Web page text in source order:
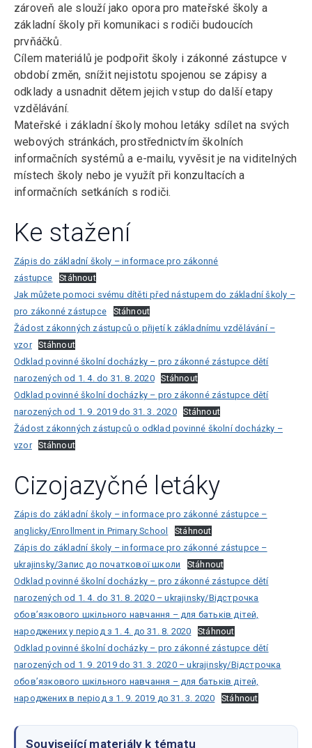
zároveň ale slouží jako opora pro mateřské školy a
základní školy při komunikaci s rodiči budoucích
prvňáčků.
Cílem materiálů je podpořit školy i zákonné zástupce v
období změn, snížit nejistotu spojenou se zápisy a
odklady a usnadnit dětem jejich vstup do další etapy
vzdělávání.
Mateřské i základní školy mohou letáky sdílet na svých
webových stránkách, prostřednictvím školních
informačních systémů a e-mailu, vyvěsit je na viditelných
místech školy nebo je využít při konzultacích a
informačních setkáních s rodiči.
Ke stažení
Zápis do základní školy – informace pro zákonné
zástupce
Stáhnout
Jak můžete pomoci svému dítěti před nástupem do základní školy –
pro zákonné zástupce
Stáhnout
Žádost zákonných zástupců o přijetí k základnímu vzdělávání –
vzor
Stáhnout
Odklad povinné školní docházky – pro zákonné zástupce dětí
narozených od 1. 4. do 31. 8. 2020
Stáhnout
Odklad povinné školní docházky – pro zákonné zástupce dětí
narozených od 1. 9. 2019 do 31. 3. 2020
Stáhnout
Žádost zákonných zástupců o odklad povinné školní docházky –
vzor
Stáhnout
Cizojazyčné letáky
Zápis do základní školy – informace pro zákonné zástupce –
anglicky/Enrollment in Primary School
Stáhnout
Zápis do základní školy – informace pro zákonné zástupce –
ukrajinsky/Запис до початкової школи
Stáhnout
Odklad povinné školní docházky – pro zákonné zástupce dětí
narozených od 1. 4. do 31. 8. 2020 – ukrajinsky/Відстрочка
обов’язкового шкільного навчання – для батьків дітей,
народжених у період з 1. 4. до 31. 8. 2020
Stáhnout
Odklad povinné školní docházky – pro zákonné zástupce dětí
narozených od 1. 9. 2019 do 31. 3. 2020 – ukrajinsky/Відстрочка
обов’язкового шкільного навчання – для батьків дітей,
народжених в період з 1. 9. 2019 до 31. 3. 2020
Stáhnout
Související materiály k tématu